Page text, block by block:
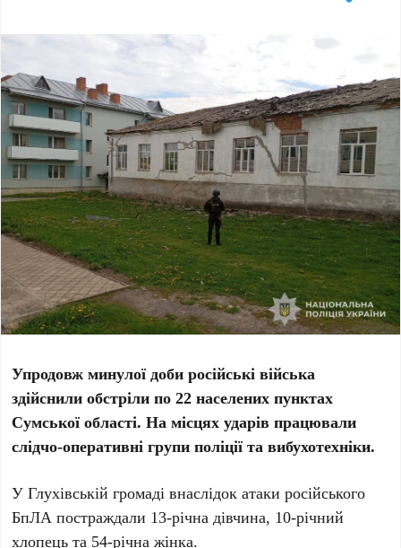
Упродовж минулої доби російські війська
здійснили обстріли по 22 населених пунктах
Сумської області. На місцях ударів працювали
слідчо-оперативні групи поліції та вибухотехніки.
У Глухівській громаді внаслідок атаки російського
БпЛА постраждали 13-річна дівчина, 10-річний
хлопець та 54-річна жінка.